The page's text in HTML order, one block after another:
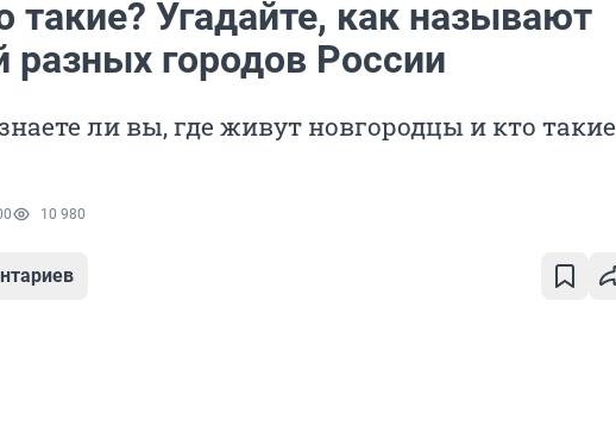
такие? Угадайте, как называют
разных городов России
ли вы, где живут новгородцы и кто такие
10 980